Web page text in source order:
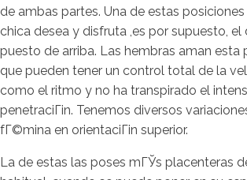
de ambas partes. Una de estas
chica desea y disfruta ,es por supuesto, el
puesto de arriba. Las hembras aman esta
que pueden tener un control total de la
como el ritmo y no ha transpirado el
penetraciГіn. Tenemos diversos
fГ©mina en orientaciГіn superior.
La de estas las poses mГЎs placenteras